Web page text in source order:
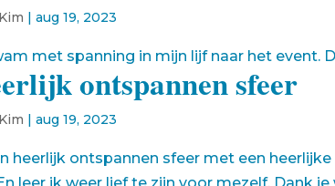
Kim |aug 19, 2023
met spanning in mijn lijf naar het event.
ontspannen sfeer
Kim |aug 19, 2023
heerlijk ontspannen sfeer met een